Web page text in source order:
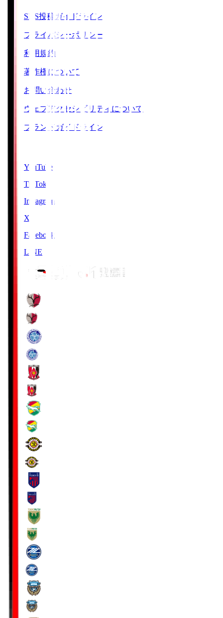
SNS投稿ガイドライン
プライバシーポリシー
利用規約
著作権について
お問い合わせ
ウェブアクセシビリティについて
ブランドガイドライン
YouTube
TikTok
Instagram
X
Facebook
LINE